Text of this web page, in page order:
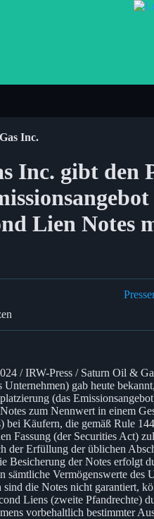
Inc.
Inc. gibt den
Lien Notes
/ IRW-Press / Saturn Oil &
gab heute
(das
zum Nennwert in einem
Käufern, die gemäß Rule
Fassung (der Securities Act)
der Erfüllung der üblichen
Besicherung der Notes erfolgt
sämtliche Vermögenswerte des
die Notes nicht garantiert,
Liens (zweite Pfandrechte)
vorbehaltlich bestimmter